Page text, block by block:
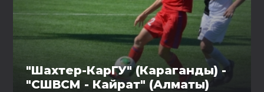
"Шахтер-КарГУ" (Караганды) -
"СШВСМ - Кайрат" (Алматы)